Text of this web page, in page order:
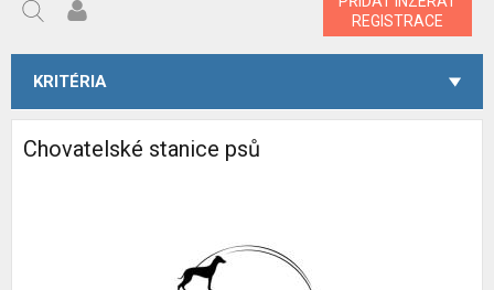
REGISTRACE
KRITÉRIA
Chovatelské stanice psů